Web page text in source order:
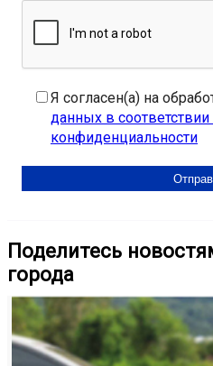
Я согласен(а) на
данных в
конфиденциальности
Поделитесь
города